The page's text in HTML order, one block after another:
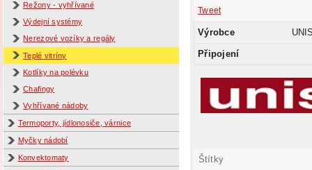
Režony - vyhřívané
Výdejní systémy
Nerezové vozíky a regály
Teplé vitríny
Kotlíky na polévku
Chafingy
Vyhřívané nádoby
Termoporty, jídlonosiče, várnice
Myčky nádobí
Konvektomaty
Tweet
Výrobce
Připojení
Štítky